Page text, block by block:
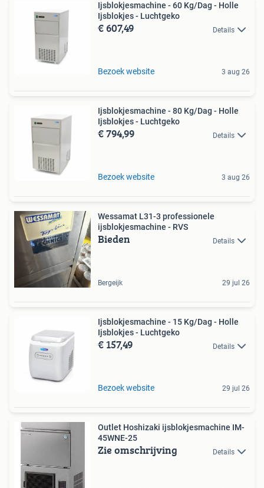
Ijsblokjesmachine - 60 Kg/Dag - Holle
Ijsblokjes - Luchtgeko
€ 607,49 Details
Bezoek website 3 aug 26
Ijsblokjesmachine - 80 Kg/Dag - Holle
Ijsblokjes - Luchtgeko
€ 794,99 Details
Bezoek website 3 aug 26
Wessamat L31-3 professionele
ijsblokjesmachine - RVS
Bieden Details
Bergeijk 29 jul 26
Ijsblokjesmachine - 15 Kg/Dag - Holle
Ijsblokjes - Luchtgeko
€ 157,49 Details
Bezoek website 29 jul 26
Outlet Hoshizaki ijsblokjesmachine IM-
45WNE-25
Zie omschrijving Details